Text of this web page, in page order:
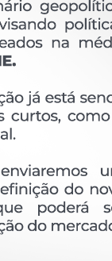
para LINHA
- 0 723 KG/M